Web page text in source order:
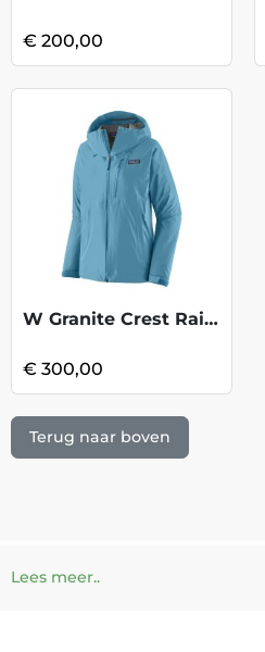
€ 200,00
W Granite Crest Rain Jkt - Shore Blue
€ 300,00
Terug naar boven
Lees meer..